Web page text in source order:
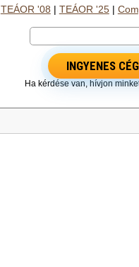
TEÁOR '08 TEÁOR '25|
INGYENES
Ha kérdése van, hívjon